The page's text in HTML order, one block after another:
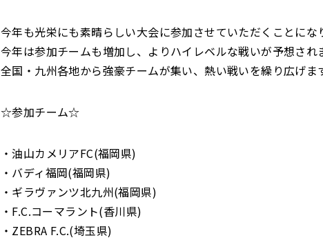
今年も光栄にも素晴らしい大会に参加させていただくことにな
今年は参加チームも増加し、よりハイレベルな戦いが予想され
全国・九州各地から強豪チームが集い、熱い戦いを繰り広げま
☆参加チーム☆
・油山カメリアFC(福岡県)
・バディ福岡(福岡県)
・ギラヴァンツ北九州(福岡県)
・F.C.コーマラント(香川県)
・ZEBRA F.C.(埼玉県)